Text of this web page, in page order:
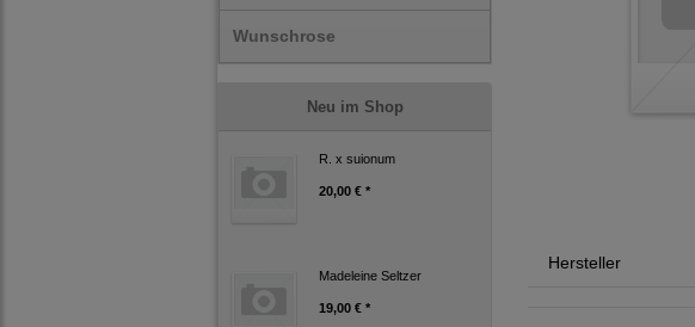
Wunschrose
Neu im Shop
R. x suionum
20,00 € *
Madeleine Seltzer
19,00 € *
Hersteller